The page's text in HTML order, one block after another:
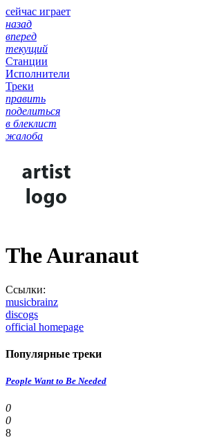
сейчас играет
назад
вперед
текущий
Станции
Исполнители
Треки
править
поделиться
в блеклист
жалоба
The Auranaut
Ссылки:
musicbrainz
discogs
official homepage
Популярные треки
People Want to Be Needed
0
0
8